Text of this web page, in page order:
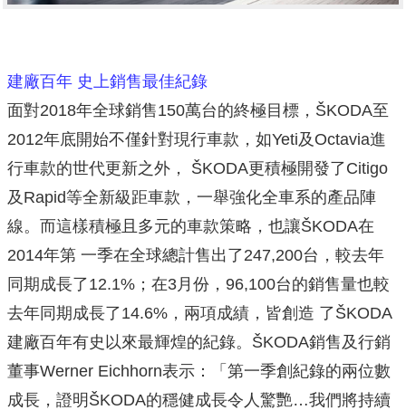
建廠百年 史上銷售最佳紀錄
面對2018年全球銷售150萬台的終極目標，ŠKODA至
2012年底開始不僅針對現行車款，如Yeti及Octavia進
行車款的世代更新之外， ŠKODA更積極開發了Citigo
及Rapid等全新級距車款，一舉強化全車系的產品陣
線。而這樣積極且多元的車款策略，也讓ŠKODA在
2014年第 一季在全球總計售出了247,200台，較去年
同期成長了12.1%；在3月份，96,100台的銷售量也較
去年同期成長了14.6%，兩項成績，皆創造 了ŠKODA
建廠百年有史以來最輝煌的紀錄。ŠKODA銷售及行銷
董事Werner Eichhorn表示：「第一季創紀錄的兩位數
成長，證明ŠKODA的穩健成長令人驚艷…我們將持續